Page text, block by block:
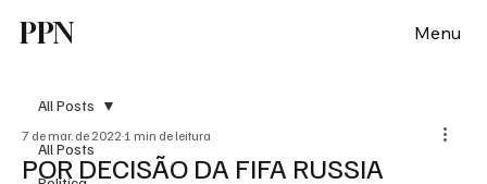
PPN Menu
All Posts
All Posts
POR DECISÃO DA FIFA RUSSIA
7 de mar. de 2022 1 min de leitura